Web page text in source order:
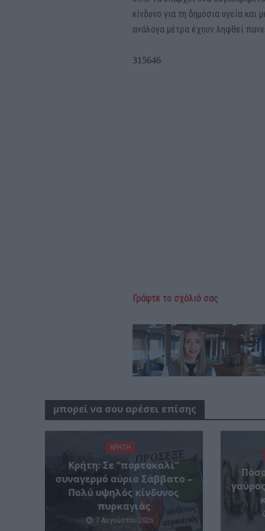
κίνδυνο για τη δημόσια υγεία
ανάλογα μέτρα έχουν ληφθεί
Γράψτε το σχόλιό σας
μπορεί να σου αρέσει επίσης
ΚΡΗΤΗ
Κρήτη: Σε “πορτοκαλί”
συναγερμό αύριο Σάββατο –
Πολύ υψηλός κίνδυνος
πυρκαγιάς
7 Αυγούστου 2026